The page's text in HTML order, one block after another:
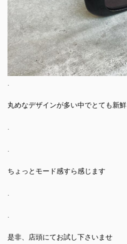
丸めなデザインが多い中でとても新鮮
ちょっとモード感すら感じます
是非、店頭にてお試し下さいませ